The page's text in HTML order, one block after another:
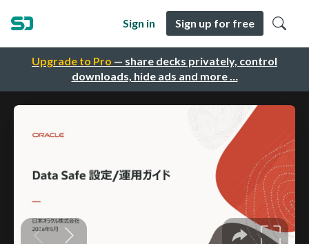
Upgrade to Pro — share decks privately, control
downloads, hide ads and more …
Sign in Sign up for free